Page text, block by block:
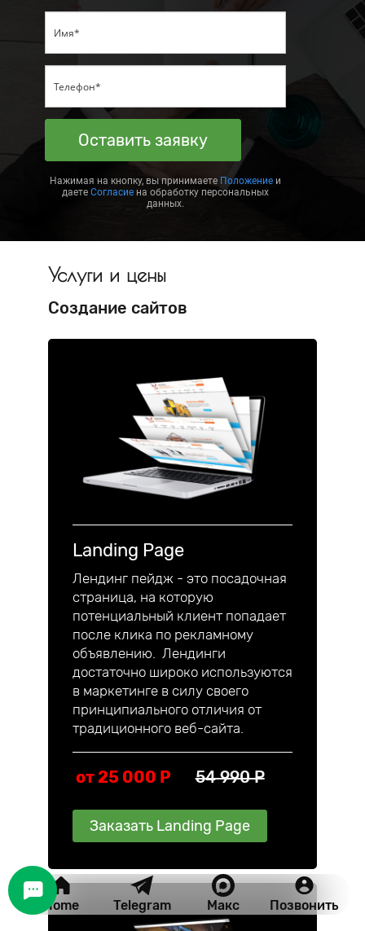
Оставить заявку
Нажимая на кнопку, вы принимаете Положение и
даете Согласие на обработку персональных
данных.
Услуги и цены
Создание сайтов
Landing Page
Лендинг пейдж - это посадочная
страница, на которую
потенциальный клиент попадает
после клика по рекламному
объявлению. Лендинги
достаточно широко используются
в маркетинге в силу своего
принципиального отличия от
традиционного веб-сайта.
от 25 000 P 54 990 P
Заказать Landing Page
Home Telegram Макс Позвонить